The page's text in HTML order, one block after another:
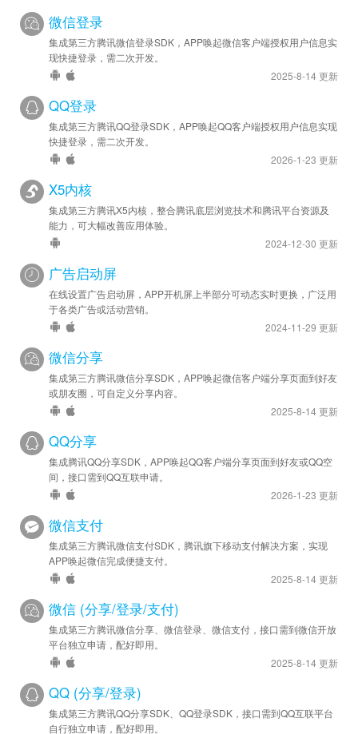
苹果优化 - SDK 升级至 v4.14.42
2023-06-19
安卓优化 - SDK 升级至 v4.530.1400
苹果优化 - SDK 升级至 v4.14.30
2023-03-14
安卓优化 - SDK 升级至 v4.514.1384
苹果优化 - SDK 升级至 v4.14.12
2023-02-03
苹果优化 - SDK 升级至 v4.14.10
2023-01-12
安卓新增 - rewardVideo 接口增加 userId 和 extraInfo 参数，
用于服务器端奖励发放回调。
安卓优化 - SDK 升级至 v4.510.1380
苹果新增 - 已接入苹果 iOS 版广告
2022-10-25
安卓优化 - SDK 升级至 v4.491.1361
2022-06-30
安卓优化 - SDK 升级至 v4.471.1341
2022-05-12
安卓优化 - SDK 升级至 v4.462.1332
2022-03-09
安卓优化 - SDK 升级至 v4.452.1322
2021-11-22
2021-11-05
安卓优化 - SDK 升级至 v4.422.1292
2021-10-06
安卓优化 - SDK 升级至 v4.420.1290
微信登录
集成第三方腾讯微信登录SDK，APP唤起微信客户端授权用户信息实
现快捷登录，需二次开发。
2025-8-14 更新
QQ登录
集成第三方腾讯QQ登录SDK，APP唤起QQ客户端授权用户信息实现
快捷登录，需二次开发。
2026-1-23 更新
X5内核
集成第三方腾讯X5内核，整合腾讯底层浏览技术和腾讯平台资源及
能力，可大幅改善应用体验。
2024-12-30 更新
广告启动屏
在线设置广告启动屏，APP开机屏上半部分可动态实时更换，广泛用
于各类广告或活动营销。
2024-11-29 更新
微信分享
集成第三方腾讯微信分享SDK，APP唤起微信客户端分享页面到好友
或朋友圈，可自定义分享内容。
2025-8-14 更新
QQ分享
集成腾讯QQ分享SDK，APP唤起QQ客户端分享页面到好友或QQ空
间，接口需到QQ互联申请。
2026-1-23 更新
微信支付
集成第三方腾讯微信支付SDK，腾讯旗下移动支付解决方案，实现
APP唤起微信完成便捷支付。
2025-8-14 更新
微信 (分享/登录/支付)
集成第三方腾讯微信分享、微信登录、微信支付，接口需到微信开放
平台独立申请，配好即用。
2025-8-14 更新
QQ (分享/登录)
集成第三方腾讯QQ分享SDK、QQ登录SDK，接口需到QQ互联平台
自行独立申请，配好即用。